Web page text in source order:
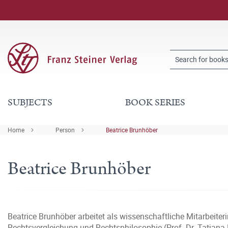
SUBJECTS BOOK SERIES
Home Person Beatrice Brunhöber
Beatrice Brunhöber
Beatrice Brunhöber arbeitet als wissenschaftliche